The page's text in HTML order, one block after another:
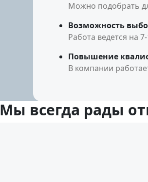
Можно подобрать
Возможность
Работа ведется на
Повышение
В компании
Мы всегда рады